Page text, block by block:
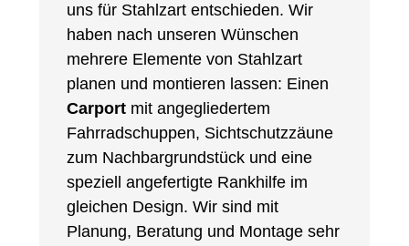
uns für Stahlzart entschieden. Wir
haben nach unseren Wünschen
mehrere Elemente von Stahlzart
planen und montieren lassen: Einen
Carportmit angegliedertem
Fahrradschuppen, Sichtschutzzäune
zum Nachbargrundstück und eine
speziell angefertigte Rankhilfe im
gleichen Design. Wir sind mit
Planung, Beratung und Montage sehr